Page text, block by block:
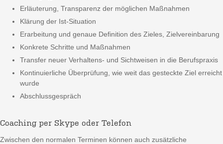
Erläuterung, Transparenz der möglichen Maßnahmen
Klärung der Ist-Situation
Erarbeitung und genaue Definition des Zieles, Zielvereinbarung
Konkrete Schritte und Maßnahmen
Transfer neuer Verhaltens- und Sichtweisen in die Berufspraxis
Kontinuierliche Überprüfung, wie weit das gesteckte Ziel erreicht
wurde
Abschlussgespräch
Coaching per Skype oder Telefon
Zwischen den normalen Terminen können auch zusätzliche